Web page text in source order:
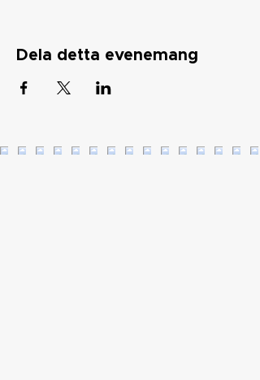
Dela detta evenemang